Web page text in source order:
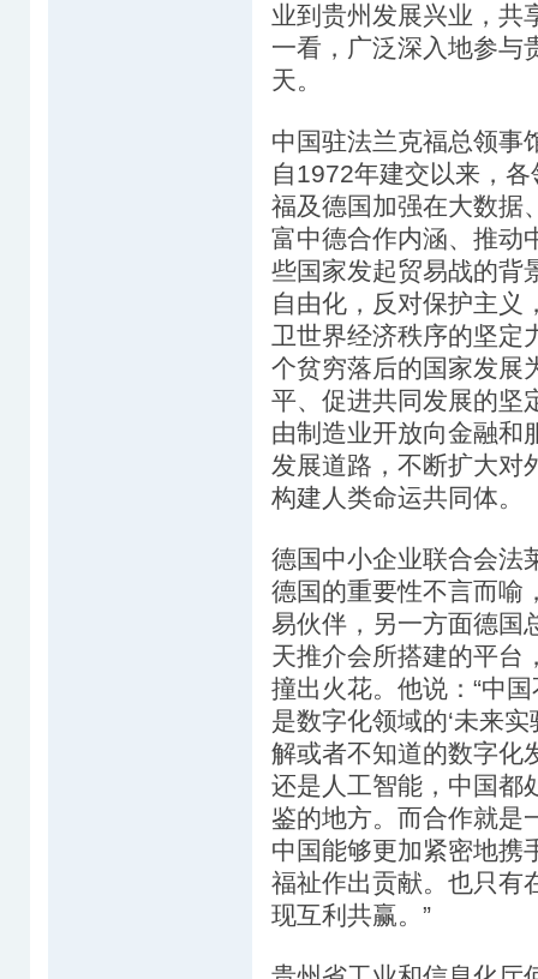
业到贵州发展兴业，共
一看，广泛深入地参与
天。
中国驻法兰克福总领事
自1972年建交以来，
福及德国加强在大数据
富中德合作内涵、推动
些国家发起贸易战的背
自由化，反对保护主义
卫世界经济秩序的坚定
个贫穷落后的国家发展
平、促进共同发展的坚
由制造业开放向金融和
发展道路，不断扩大对
构建人类命运共同体。
德国中小企业联合会法
德国的重要性不言而喻
易伙伴，另一方面德国
天推介会所搭建的平台
撞出火花。他说：“中
是数字化领域的‘未来
解或者不知道的数字
还是人工智能，中国都
鉴的地方。而合作就是
中国能够更加紧密地携
福祉作出贡献。也只有
现互利共赢。”